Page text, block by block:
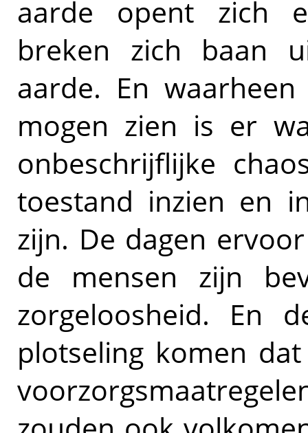
aarde opent zich
breken zich baan
aarde. En
mogen zien is er
onbeschrijflijke
toestand inzien en
zijn. De dagen
de mensen zijn
zorgeloosheid. En
plotseling komen